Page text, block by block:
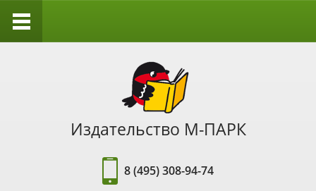
Издательство М-ПАРК
8 (495) 308-94-74